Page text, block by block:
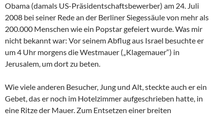
Obama (damals US-Präsidentschaftsbewerber) am 24. Juli
2008 bei seiner Rede an der Berliner Siegessäule von mehr als
200.000 Menschen wie ein Popstar gefeiert wurde. Was mir
nicht bekannt war: Vor seinem Abflug aus Israel besuchte er
um 4 Uhr morgens die Westmauer („Klagemauer“) in
Jerusalem, um dort zu beten.
Wie viele anderen Besucher, Jung und Alt, steckte auch er ein
Gebet, das er noch im Hotelzimmer aufgeschrieben hatte, in
eine Ritze der Mauer. Zum Entsetzen einer breiten